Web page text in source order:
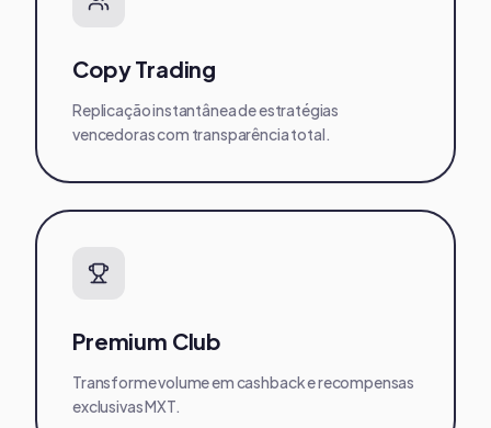
Copy Trading
Replicação instantânea de estratégias
vencedoras com transparência total.
Premium Club
Transforme volume em cashback e recompensas
exclusivas MXT.